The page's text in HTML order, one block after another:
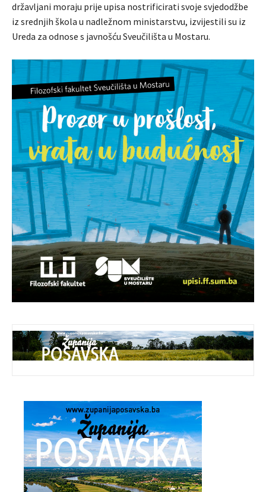
državljani moraju prije upisa nostrificirati svoje svjedodžbe
iz srednjih škola u nadležnom ministarstvu, izvijestili su iz
Ureda za odnose s javnošću Sveučilišta u Mostaru.